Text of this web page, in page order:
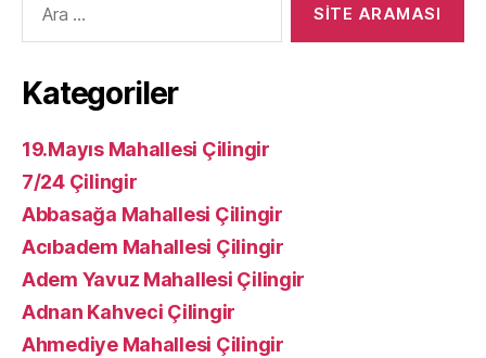
yap:
Kategoriler
19.Mayıs Mahallesi Çilingir
7/24 Çilingir
Abbasağa Mahallesi Çilingir
Acıbadem Mahallesi Çilingir
Adem Yavuz Mahallesi Çilingir
Adnan Kahveci Çilingir
Ahmediye Mahallesi Çilingir